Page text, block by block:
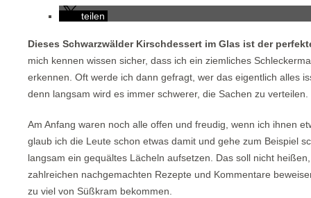
teilen
Dieses Schwarzwälder Kirschdessert im Glas ist der
mich kennen wissen sicher, dass ich ein ziemliches
erkennen. Oft werde ich dann gefragt, wer das eigentlich alles
denn langsam wird es immer schwerer, die Sachen zu verteilen.
Am Anfang waren noch alle offen und freudig, wenn ich ihnen
glaub ich die Leute schon etwas damit und gehe zum Beispiel
langsam ein gequältes Lächeln aufsetzen. Das soll nicht
zahlreichen nachgemachten Rezepte und Kommentare
zu viel von Süßkram bekommen.